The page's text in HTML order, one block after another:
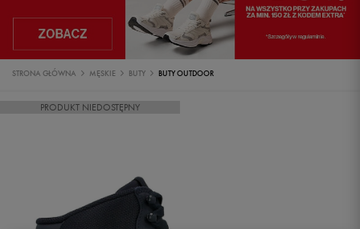
STRONA GŁÓWNA MĘSKIE BUTY BUTY OUTDOOR
PRODUKT NIEDOSTĘPNY